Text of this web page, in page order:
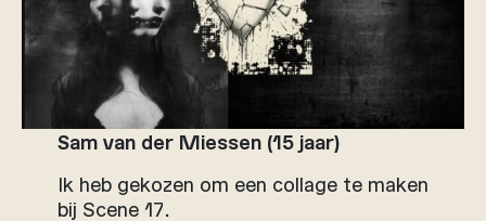
Sam van der Miessen (15 jaar)
Ik heb gekozen om een collage te maken
bij Scene 17.